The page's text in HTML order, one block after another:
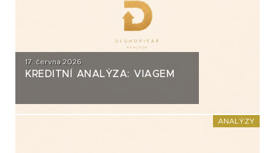
17. června 2026
KREDITNÍ ANALÝZA: VIAGEM
ANALÝZY